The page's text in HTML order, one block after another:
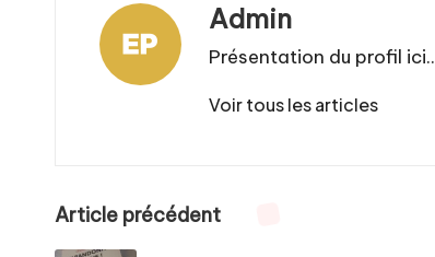
Admin
Présentation du profil ici..
Voir tous les articles
Post
Article précédent